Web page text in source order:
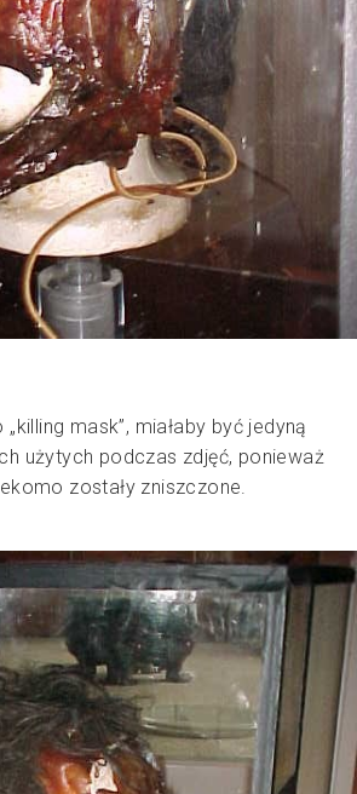
mask”, miałaby być jedyną
użytych podczas zdjęć, ponieważ
zostały zniszczone.